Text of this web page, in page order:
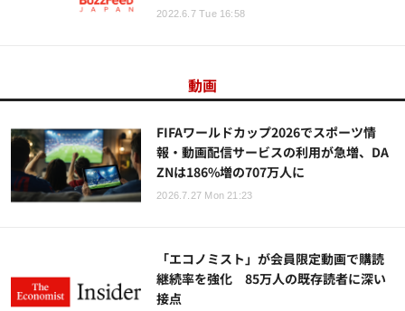
2022.6.7 Tue 16:58
動画
FIFAワールドカップ2026でスポーツ情
報・動画配信サービスの利用が急増、DA
ZNは186%増の707万人に
2026.7.27 Mon 21:23
「エコノミスト」が会員限定動画で購読
継続率を強化 85万人の既存読者に深い
接点